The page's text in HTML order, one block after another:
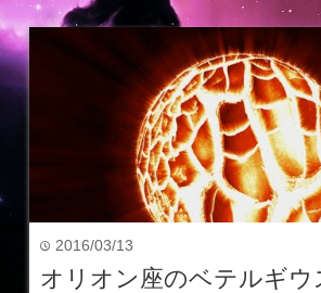
time 2016/03/13
オリオン座のベテルギウ